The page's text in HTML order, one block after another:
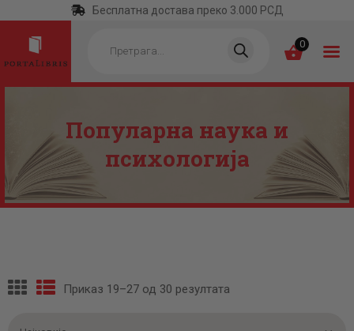
Бесплатна достава преко 3.000 РСД
search 0
Популарна наука и
психологија
ПОЧЕТНА
КАТЕГОРИЈЕ
НАЈПРОДАВАНИЈЕ
АУТОРИ
Приказ 19–27 од 30 резултата